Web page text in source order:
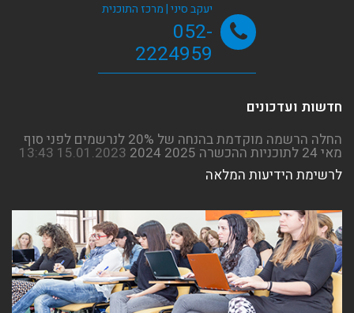
יעקב סיני | מרכז התוכנית
052-
2224959
חדשות ועדכונים
לרשימת הידיעות המלאה
החלה ההרשמה המוקדמת לשנת הלימודים